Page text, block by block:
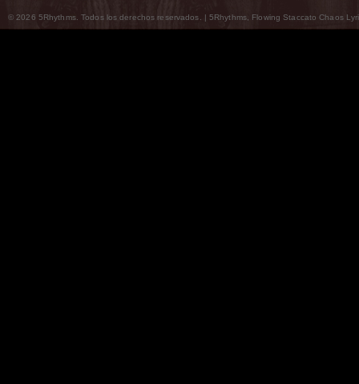
© 2026 5Rhythms. Todos los derechos reservados. | 5Rhythms, Flowing Staccato Chaos